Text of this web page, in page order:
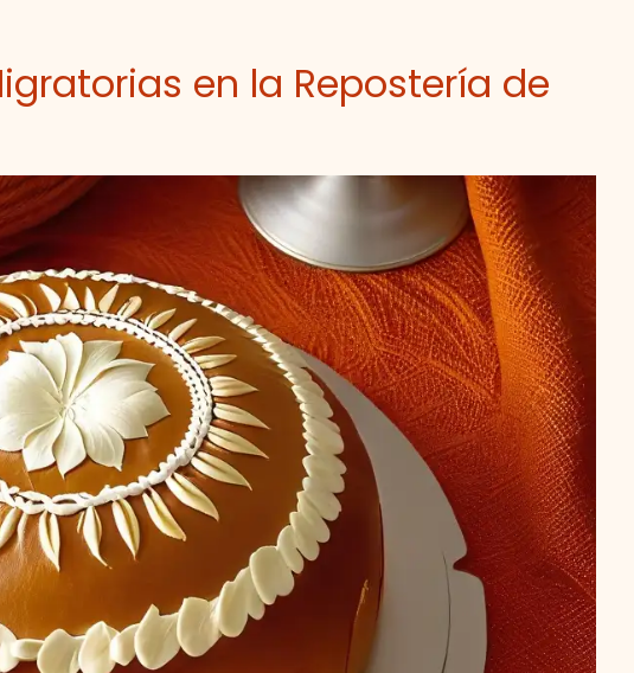
en la Repostería de